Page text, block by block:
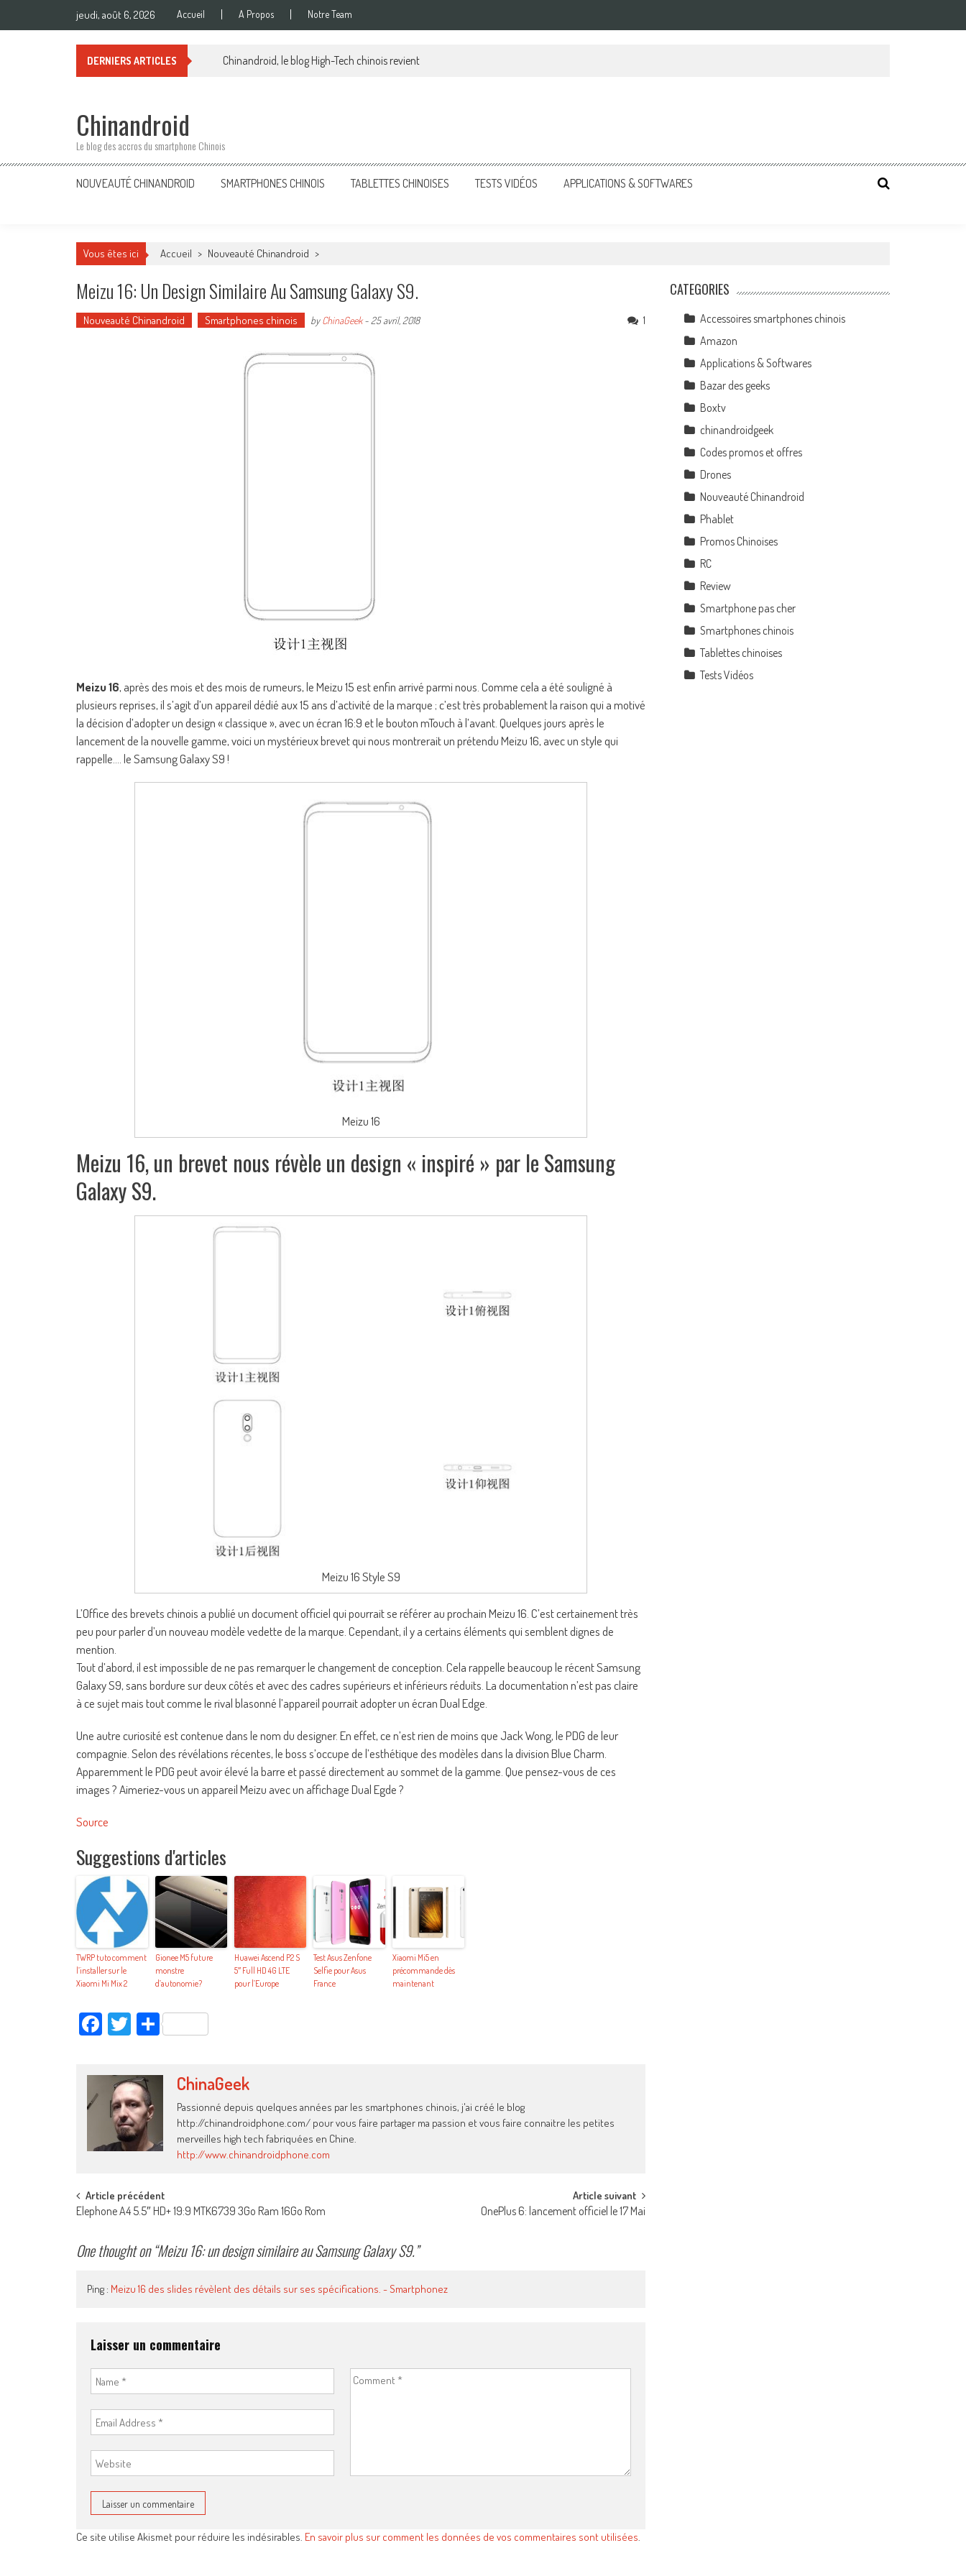
jeudi, août 6, 2026 Accueil A Propos Notre Team
DERNIERS ARTICLES Chinandroid, le blog High-Tech chinois revient
Chinandroid
Le blog des accros du smartphone Chinois
NOUVEAUTÉ CHINANDROID SMARTPHONES CHINOIS TABLETTES CHINOISES TESTS VIDÉOS APPLICATIONS & SOFTWARES
Vous êtes ici Accueil > Nouveauté Chinandroid >
Meizu 16: Un Design Similaire Au Samsung Galaxy S9.
Nouveauté Chinandroid Smartphones chinois byChinaGeek- 25 avril, 2018 1
Meizu 16, après des mois et des mois de rumeurs, le Meizu 15 est enfin arrivé parmi nous. Comme cela a été souligné à
plusieurs reprises, il s’agit d’un appareil dédié aux 15 ans d’activité de la marque ; c’est très probablement la raison qui a motivé
la décision d’adopter un design « classique », avec un écran 16:9 et le bouton mTouch à l’avant. Quelques jours après le
lancement de la nouvelle gamme, voici un mystérieux brevet qui nous montrerait un prétendu Meizu 16, avec un style qui
rappelle…. le Samsung Galaxy S9 !
Meizu 16
Meizu 16, un brevet nous révèle un design « inspiré » par le Samsung
Galaxy S9.
Meizu 16 Style S9
L’Office des brevets chinois a publié un document officiel qui pourrait se référer au prochain Meizu 16. C’est certainement très
peu pour parler d’un nouveau modèle vedette de la marque. Cependant, il y a certains éléments qui semblent dignes de
mention.
Tout d’abord, il est impossible de ne pas remarquer le changement de conception. Cela rappelle beaucoup le récent Samsung
Galaxy S9, sans bordure sur deux côtés et avec des cadres supérieurs et inférieurs réduits. La documentation n’est pas claire
à ce sujet mais tout comme le rival blasonné l’appareil pourrait adopter un écran Dual Edge.
Une autre curiosité est contenue dans le nom du designer. En effet, ce n’est rien de moins que Jack Wong, le PDG de leur
compagnie. Selon des révélations récentes, le boss s’occupe de l’esthétique des modèles dans la division Blue Charm.
Apparemment le PDG peut avoir élevé la barre et passé directement au sommet de la gamme. Que pensez-vous de ces
images ? Aimeriez-vous un appareil Meizu avec un affichage Dual Egde ?
Source
Suggestions d'articles
TWRP tuto comment
l’installer sur le
Xiaomi Mi Mix 2
Gionee M5 future
monstre
d’autonomie?
Huawei Ascend P2 S
5″ Full HD 4G LTE
pour l’Europe
Test Asus Zenfone
Selfie pour Asus
France
Xiaomi Mi5 en
précommande dès
maintenant
Facebook
TwitterPartager
ChinaGeek
Passionné depuis quelques années par les smartphones chinois, j'ai créé le blog
http://chinandroidphone.com/ pour vous faire partager ma passion et vous faire connaitre les petites
merveilles high tech fabriquées en Chine.
http://www.chinandroidphone.com
Post
Article précédent
Elephone A4 5.5″ HD+ 19:9 MTK6739 3Go Ram 16Go Rom
Article suivant
OnePlus 6: lancement officiel le 17 Mai
One thought on “Meizu 16: un design similaire au Samsung Galaxy S9.”
Ping : Meizu 16 des slides révèlent des détails sur ses spécifications. - Smartphonez
Laisser un commentaire
Ce site utilise Akismet pour réduire les indésirables. En savoir plus sur comment les données de vos commentaires sont utilisées.
CATEGORIES
Accessoires smartphones chinois
Amazon
Applications & Softwares
Bazar des geeks
Boxtv
chinandroidgeek
Codes promos et offres
Drones
Nouveauté Chinandroid
Phablet
Promos Chinoises
RC
Review
Smartphone pas cher
Smartphones chinois
Tablettes chinoises
Tests Vidéos